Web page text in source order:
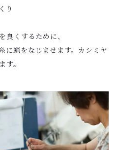
り
良くするために、
に蝋をなじませます。カシミヤ
す。